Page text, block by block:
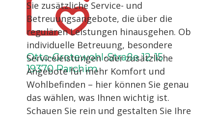
Otto-Grotewohl-Straße 12-15
19370 Parchim
Sie zusätzliche Service- und
Betreuungsangebote, die über die
regulären Leistungen hinausgehen. Ob
individuelle Betreuung, besondere
Serviceleistungen oder zusätzliche
Angebote für mehr Komfort und
Wohlbefinden – hier können Sie genau
das wählen, was Ihnen wichtig ist.
Schauen Sie rein und gestalten Sie Ihre